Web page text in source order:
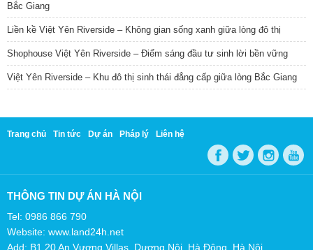
Bắc Giang
Liền kề Việt Yên Riverside – Không gian sống xanh giữa lòng đô thị
Shophouse Việt Yên Riverside – Điểm sáng đầu tư sinh lời bền vững
Việt Yên Riverside – Khu đô thị sinh thái đẳng cấp giữa lòng Bắc Giang
Trang chủ Tin tức Dự án Pháp lý Liên hệ
THÔNG TIN DỰ ÁN HÀ NỘI
Tel: 0986 866 790
Website: www.land24h.net
Add: B1.20 An Vượng Villas, Dương Nội, Hà Đông, Hà Nội